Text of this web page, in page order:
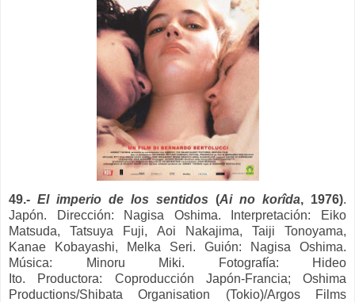
49.- El imperio de los sentidos (Ai no korîda, 1976).
Japón. Dirección: Nagisa Oshima. Interpretación: Eiko
Matsuda, Tatsuya Fuji, Aoi Nakajima, Taiji Tonoyama,
Kanae Kobayashi, Melka Seri. Guión: Nagisa Oshima.
Música: Minoru Miki. Fotografía: Hideo
Ito.
Productora: Coproducción Japón-Francia; Oshima
Productions/Shibata Organisation (Tokio)/Argos Films